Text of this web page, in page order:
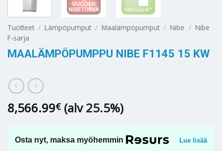
Tuotteet / Lämpöpumput / Maalämpöpumput / Nibe / Nibe
F-sarja
MAALÄMPÖPUMPPU NIBE F1145 15 KW
8,566.99€ (alv 25.5%)
Osta nyt, maksa myöhemmin Lue lisää